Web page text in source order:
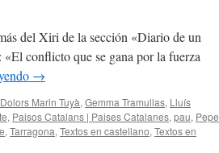
del Xiri de la sección «Diario de un
conflicto que se gana por la fuerza
→
Dolors Marin Tuyà, Gemma Tramullas, Lluís
, Paisos Catalans | Paises Catalanes, pau, Pepe
, Tarragona, Textos en castellano, Textos en